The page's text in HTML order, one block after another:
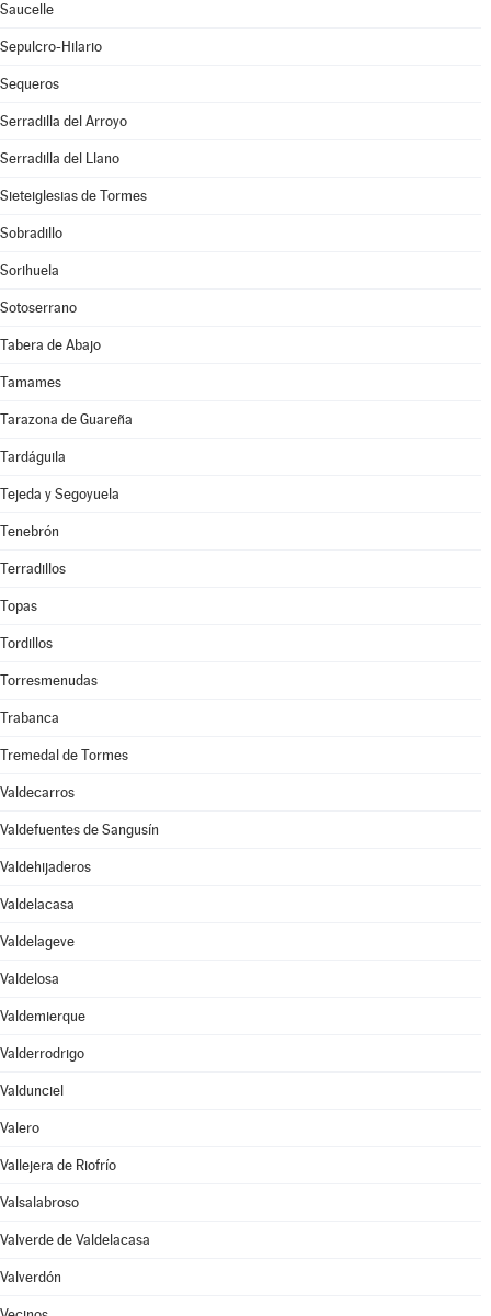
Saucelle
Sepulcro-Hilario
Sequeros
Serradilla del Arroyo
Serradilla del Llano
Sieteiglesias de Tormes
Sobradillo
Sorihuela
Sotoserrano
Tabera de Abajo
Tamames
Tarazona de Guareña
Tardáguila
Tejeda y Segoyuela
Tenebrón
Terradillos
Topas
Tordillos
Torresmenudas
Trabanca
Tremedal de Tormes
Valdecarros
Valdefuentes de Sangusín
Valdehijaderos
Valdelacasa
Valdelageve
Valdelosa
Valdemierque
Valderrodrigo
Valdunciel
Valero
Vallejera de Riofrío
Valsalabroso
Valverde de Valdelacasa
Valverdón